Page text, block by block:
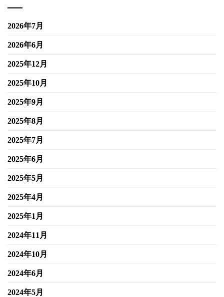
2026年7月
2026年6月
2025年12月
2025年10月
2025年9月
2025年8月
2025年7月
2025年6月
2025年5月
2025年4月
2025年1月
2024年11月
2024年10月
2024年6月
2024年5月